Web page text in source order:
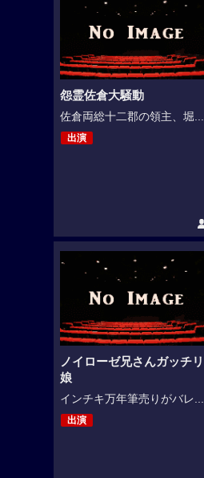
怨霊佐倉大騒動
佐倉両総十二郡の領主、堀...
出演
ノイローゼ兄さんガッチリ
娘
インチキ万年筆売りがバレ...
出演